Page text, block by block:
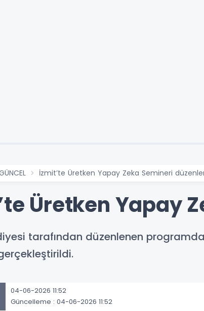
İzmit’te Üretken Yapay Zeka Semineri
Üretken Yapay
tarafından düzenlenen
04-06-2026 11:52
Güncelleme : 04-06-2026 11:52